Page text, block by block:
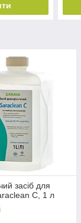
засіб для
C, 1 л